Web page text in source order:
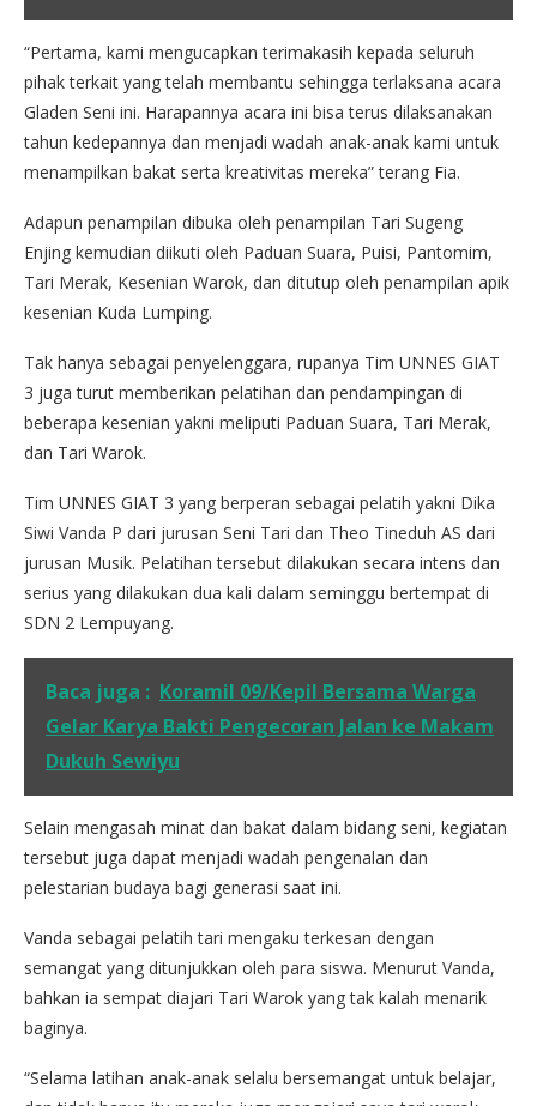
“Pertama, kami mengucapkan terimakasih kepada seluruh
pihak terkait yang telah membantu sehingga terlaksana acara
Gladen Seni ini. Harapannya acara ini bisa terus dilaksanakan
tahun kedepannya dan menjadi wadah anak-anak kami untuk
menampilkan bakat serta kreativitas mereka” terang Fia.
Adapun penampilan dibuka oleh penampilan Tari Sugeng
Enjing kemudian diikuti oleh Paduan Suara, Puisi, Pantomim,
Tari Merak, Kesenian Warok, dan ditutup oleh penampilan apik
kesenian Kuda Lumping.
Tak hanya sebagai penyelenggara, rupanya Tim UNNES GIAT
3 juga turut memberikan pelatihan dan pendampingan di
beberapa kesenian yakni meliputi Paduan Suara, Tari Merak,
dan Tari Warok.
Tim UNNES GIAT 3 yang berperan sebagai pelatih yakni Dika
Siwi Vanda P dari jurusan Seni Tari dan Theo Tineduh AS dari
jurusan Musik. Pelatihan tersebut dilakukan secara intens dan
serius yang dilakukan dua kali dalam seminggu bertempat di
SDN 2 Lempuyang.
Baca juga : Koramil 09/Kepil Bersama Warga
Gelar Karya Bakti Pengecoran Jalan ke Makam
Dukuh Sewiyu
Selain mengasah minat dan bakat dalam bidang seni, kegiatan
tersebut juga dapat menjadi wadah pengenalan dan
pelestarian budaya bagi generasi saat ini.
Vanda sebagai pelatih tari mengaku terkesan dengan
semangat yang ditunjukkan oleh para siswa. Menurut Vanda,
bahkan ia sempat diajari Tari Warok yang tak kalah menarik
baginya.
“Selama latihan anak-anak selalu bersemangat untuk belajar,